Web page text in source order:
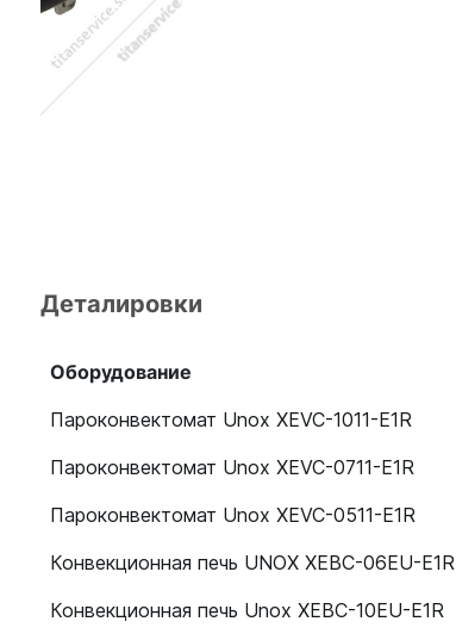
Деталировки
Оборудование
Пароконвектомат Unox XEVC-1011-E1R
Пароконвектомат Unox XEVC-0711-E1R
Пароконвектомат Unox XEVC-0511-E1R
Конвекционная печь UNOX XEBC-06EU-E1R
Конвекционная печь Unox XEBC-10EU-E1R